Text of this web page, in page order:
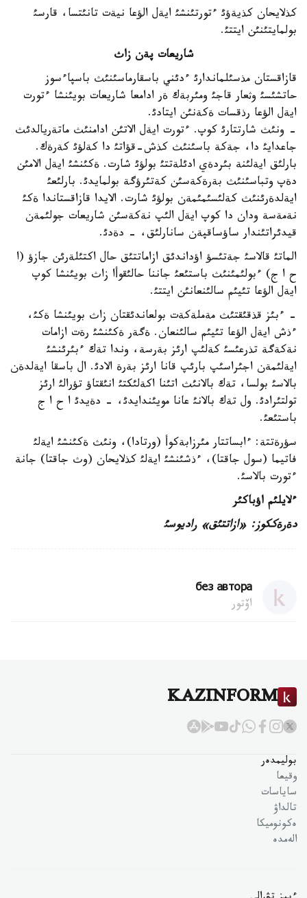
كذلايحان كذيةؤئ ءتورتئنشئ ايةل الؤعا نيةت تانئتسا، قارسئ
بولمايتئنئن ايتتئ.
شاريعات پةن زاث
قازاقستان مذسئلماندارئ ءدئني باسقارماسئنئث باسپاءسوز
حاتشئسئ وثعار قاجئ ومئربةك ةر ادامعا شاريعات بويئنشا ءتورت
ايةل الؤعا رذقسات ةكةنئن ايتادئ.
- ونئث شارتتارئ كوپ. ءتورت ايةل الاتئن ادامنئث ماتةريالدئث
جاعدايئ دا، جةكة باسئنئث كذش-قؤاتئ دا كةلؤئ كةرةك.
بارلئق ايةلئنة بئردةي ادئلةتتئ بولؤئ شارت. ةكئنشئ ايةل الامئن
دةپ وتباسئنئث بةرةكةسئن كةتئرؤگة بولمايدئ. بارلئعئ
ايةلدةرئنئث كةلئسئمئمةن بولؤئ شارت. الايدا قازاقستاندا ةكئ
نةمةسة ودان دا كوپ ايةل الئپ نةكةسئن شاريعات جولئمةن
قيدئراتئندار ساؤساقپةن سانارلئق، - دةدئ.
الماتئ قالاسئ جةتئسؤ اؤداندئق ازاماتتئق حال اكتئلةرئن جازؤ (ا
ح ا ج) ءبولئمئنئث باستئعئ جاننا حالئقوأا زاث بويئنشا كوپ
ايةل الؤعا تئيئم سالئنعانئن ايتتئ.
- ءبئز قذقئقتئث مةملةكةت بولعاندئقتان زاث بويئنشا ةكئ،
ءذش ايةل الؤعا تئيئم سالئنعان. ةگةر ةكئنشئ رةت ازامات
نةكةگة تذرعئسئ كةلئپ ارئز بةرسة، وندا تةك ءبئرئنشئ
ايةلئمةن اجئراسئپ بارئپ قانا ارئز بةرة الادئ. ال باسقا ايةلدةن
بالاسئ بولسا، تةك بالانئث اتئنا اكةلئكتئ انئقتاؤ تؤرالئ ارئز
تولتئرادئ. ول تةك بالانئ عانا مويئندايدئ، - دةيدئ ا ح ا ج
باستئعئ.
سؤرةتتة: ءابساتتار مئرزابةكوأ (ورتادا)، ونئث ةكئنشئ ايةلئ
فاتيما (سول جاقتا)، ءذشئنشئ ايةلئ كذلايحان (وث جاقتا) جانة
ءتورت بالاسئ.
ءلايلئم اؤباكئر
دةرةككوز: «ازاتتئق» راديوسئ
без автора
اۆتور
KAZINFORM
بوليمدەر
وقيعا
ساياسات
تالداۋ
ەكونوميكا
الەمدە